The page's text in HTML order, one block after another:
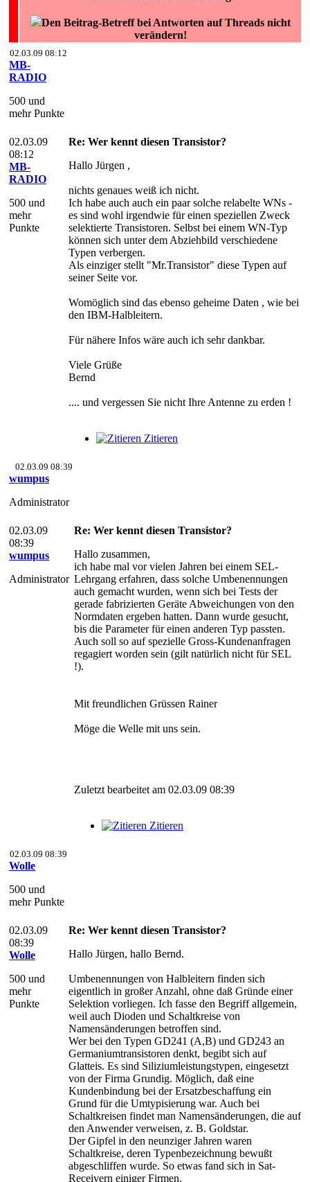
Den Beitrag-Betreff bei Antworten auf Threads nicht
verändern!
02.03.09 08:12
MB-
RADIO
500 und
mehr Punkte
02.03.09
08:12
MB-
RADIO
500 und
mehr
Punkte
Re: Wer kennt diesen Transistor?
Hallo Jürgen ,
nichts genaues weiß ich nicht.
Ich habe auch auch ein paar solche relabelte WNs -
es sind wohl irgendwie für einen speziellen Zweck
selektierte Transistoren. Selbst bei einem WN-Typ
können sich unter dem Abziehbild verschiedene
Typen verbergen.
Als einziger stellt "Mr.Transistor" diese Typen auf
seiner Seite vor.
Womöglich sind das ebenso geheime Daten , wie bei
den IBM-Halbleitern.
Für nähere Infos wäre auch ich sehr dankbar.
Viele Grüße
Bernd
.... und vergessen Sie nicht Ihre Antenne zu erden !
Zitieren
02.03.09 08:39
wumpus
Administrator
02.03.09
08:39
wumpus
Administrator
Re: Wer kennt diesen Transistor?
Hallo zusammen,
ich habe mal vor vielen Jahren bei einem SEL-
Lehrgang erfahren, dass solche Umbenennungen
auch gemacht wurden, wenn sich bei Tests der
gerade fabrizierten Geräte Abweichungen von den
Normdaten ergeben hatten. Dann wurde gesucht,
bis die Parameter für einen anderen Typ passten.
Auch soll so auf spezielle Gross-Kundenanfragen
regagiert worden sein (gilt natürlich nicht für SEL
!).
Mit freundlichen Grüssen Rainer
Möge die Welle mit uns sein.
Zuletzt bearbeitet am 02.03.09 08:39
Zitieren
02.03.09 08:39
Wolle
500 und
mehr Punkte
02.03.09
08:39
Wolle
500 und
mehr
Punkte
Re: Wer kennt diesen Transistor?
Hallo Jürgen, hallo Bernd.
Umbenennungen von Halbleitern finden sich
eigentlich in großer Anzahl, ohne daß Gründe einer
Selektion vorliegen. Ich fasse den Begriff allgemein,
weil auch Dioden und Schaltkreise von
Namensänderungen betroffen sind.
Wer bei den Typen GD241 (A,B) und GD243 an
Germaniumtransistoren denkt, begibt sich auf
Glatteis. Es sind Siliziumleistungstypen, eingesetzt
von der Firma Grundig. Möglich, daß eine
Kundenbindung bei der Ersatzbeschaffung ein
Grund für die Umtypisierung war. Auch bei
Schaltkreisen findet man Namensänderungen, die auf
den Anwender verweisen, z. B. Goldstar.
Der Gipfel in den neunziger Jahren waren
Schaltkreise, deren Typenbezeichnung bewußt
abgeschliffen wurde. So etwas fand sich in Sat-
Receivern einiger Firmen.